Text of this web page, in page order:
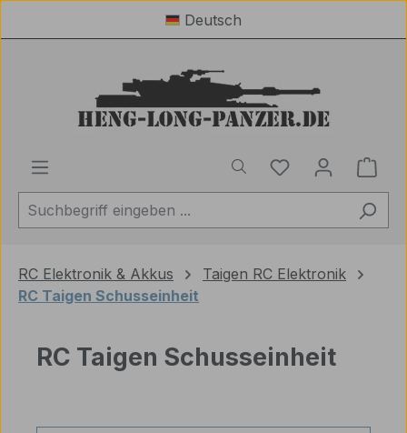
Zum Hauptinhalt springenDeutsch
Du hast 0
RC Elektronik & Akkus
Taigen RC Elektronik
RC Taigen Schusseinheit
RC Taigen Schusseinheit